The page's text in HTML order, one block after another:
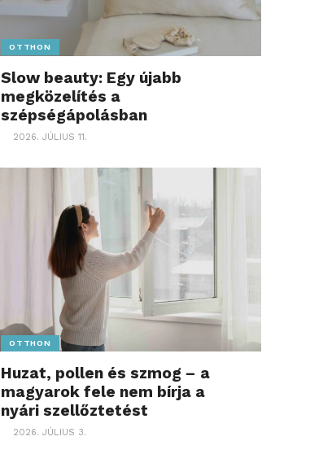
OTTHON
Slow beauty: Egy újabb
megközelítés a
szépségápolásban
2026. JÚLIUS 11.
OTTHON
Huzat, pollen és szmog – a
magyarok fele nem bírja a
nyári szellőztetést
2026. JÚLIUS 3.